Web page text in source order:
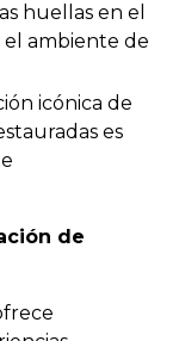
huellas en el
el ambiente de
icónica de
es
de